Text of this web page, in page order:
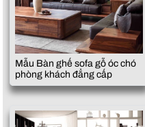
Mẫu Bàn ghế sofa gỗ óc chó
phòng khách đẳng cấp